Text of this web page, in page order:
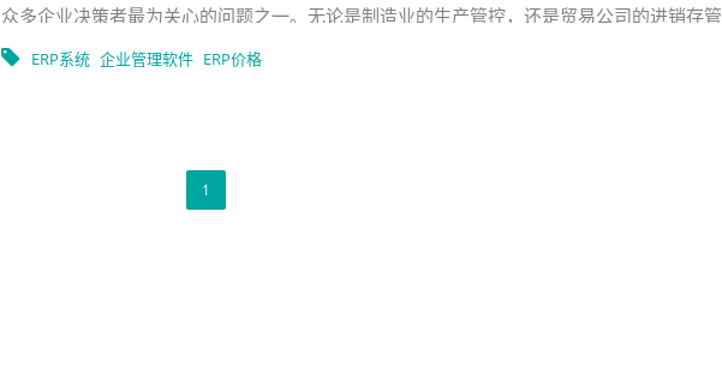
众多企业决策者最为关心的问题之一。无论是制造业的生产管控，还是贸易公司的进销存管
理，企业都需要一套合适的ERP系统
ERP系统 企业管理软件 ERP价格
1